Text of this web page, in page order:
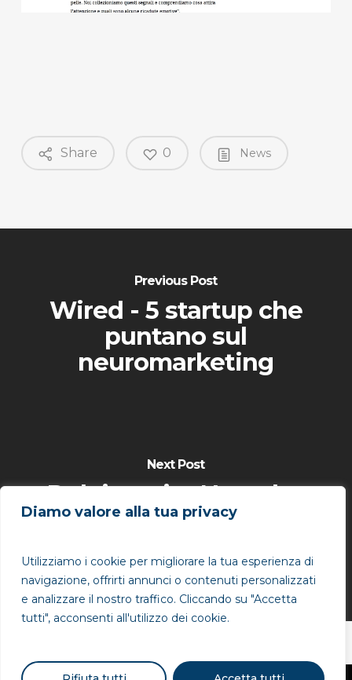
Diamo valore alla tua privacy
Utilizziamo i cookie per migliorare la tua esperienza di
navigazione, offrirti annunci o contenuti personalizzati
e analizzare il nostro traffico. Cliccando su "Accetta
tutti", acconsenti all'utilizzo dei cookie.
Share 0 News
Previous Post
Wired - 5 startup che
puntano sul
neuromarketing
Next Post
Deloitte cita Neuralya
tra le tecnologie più
Greenhouse